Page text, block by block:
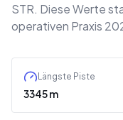
STR. Diese Werte
operativen Praxis
Längste Piste
3345 m